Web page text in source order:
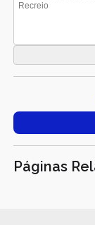
Páginas